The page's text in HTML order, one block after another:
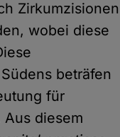
Zirkumzisionen
wobei diese
beträfen
für
diesem